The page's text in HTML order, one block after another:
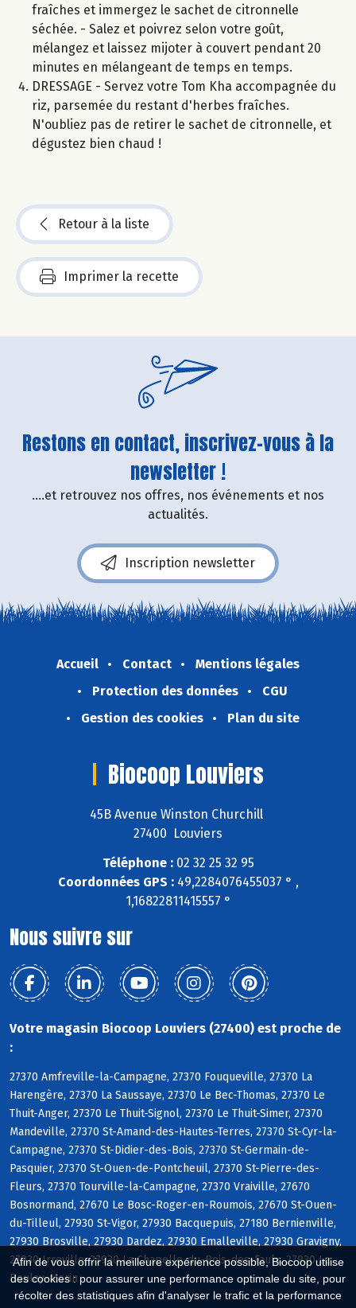
Afin de vous offrir la meilleure expérience possible, Biocoop utilise
des cookies : pour assurer une performance optimale du site, pour
récolter des statistiques afin d'analyser le trafic et la performance
fraîches et immergez le sachet de citronnelle
séchée. - Salez et poivrez selon votre goût,
mélangez et laissez mijoter à couvert pendant 20
minutes en mélangeant de temps en temps.
DRESSAGE - Servez votre Tom Kha accompagnée du
riz, parsemée du restant d'herbes fraîches.
N'oubliez pas de retirer le sachet de citronnelle, et
dégustez bien chaud !
Retour à la liste
Imprimer la recette
Restons en contact, inscrivez-vous à la
newsletter !
....et retrouvez nos offres, nos événements et nos
actualités.
Inscription newsletter
Accueil Contact
Mentions légales
Protection des données
CGU
Gestion des cookies
Plan du site
Biocoop Louviers
45B Avenue Winston Churchill
27400 Louviers
Téléphone :02 32 25 32 95
Coordonnées GPS :49,2284076455037 ° ,
1,16822811415557 °
Nous suivre sur
Votre magasin Biocoop Louviers (27400) est proche de
:
27370 Amfreville-la-Campagne, 27370 Fouqueville, 27370 La
Harengère, 27370 La Saussaye, 27370 Le Bec-Thomas, 27370 Le
Thuit-Anger, 27370 Le Thuit-Signol, 27370 Le Thuit-Simer, 27370
Mandeville, 27370 St-Amand-des-Hautes-Terres, 27370 St-Cyr-la-
Campagne, 27370 St-Didier-des-Bois, 27370 St-Germain-de-
Pasquier, 27370 St-Ouen-de-Pontcheuil, 27370 St-Pierre-des-
Fleurs, 27370 Tourville-la-Campagne, 27370 Vraiville, 27670
Bosnormand, 27670 Le Bosc-Roger-en-Roumois, 27670 St-Ouen-
du-Tilleul, 27930 St-Vigor, 27930 Bacquepuis, 27180 Bernienville,
27930 Brosville, 27930 Dardez, 27930 Emalleville, 27930 Gravigny,
27930 Irreville, 27930 La Chapelle-du-Bois-des-Faulx, 27930 Le
Boulay-Morin